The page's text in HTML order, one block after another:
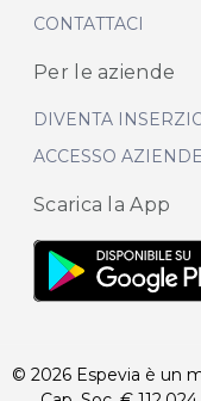
CONTATTACI
Per le aziende
DIVENTA
ACCESSO AZIENDE
Scarica la App
© 2026 Espevia è un